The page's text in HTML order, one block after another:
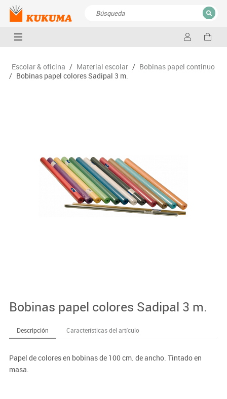
CERRAR
Escolar & oficina / Material escolar / Bobinas papel continuo
/ Bobinas papel colores Sadipal 3 m.
Bobinas papel colores Sadipal 3 m.
Descripción Características del artículo
Papel de colores en bobinas de 100 cm. de ancho. Tintado en
masa.